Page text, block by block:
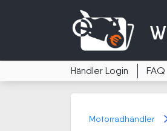
Händler Login FAQ
Motorradhändler